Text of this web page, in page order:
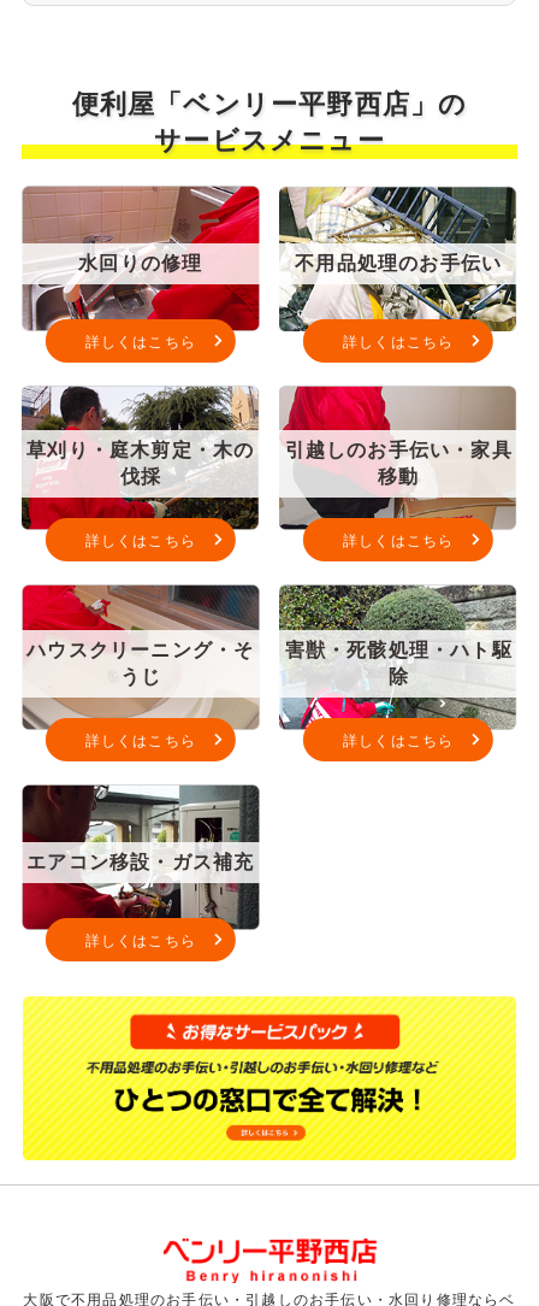
便利屋「ベンリー平野西店」の
サービスメニュー
水回りの修理
詳しくはこちら
不用品処理のお手伝い
詳しくはこちら
草刈り・庭木剪定・木の
伐採
詳しくはこちら
引越しのお手伝い・家具
移動
詳しくはこちら
ハウスクリーニング・そ
うじ
詳しくはこちら
害獣・死骸処理・ハト駆
除
詳しくはこちら
エアコン移設・ガス補充
詳しくはこちら
大阪で不用品処理のお手伝い・引越しのお手伝い・水回り修理ならベ